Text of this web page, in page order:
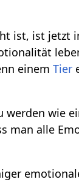
ist, ist jetzt
einemTier
werden wie
man alle